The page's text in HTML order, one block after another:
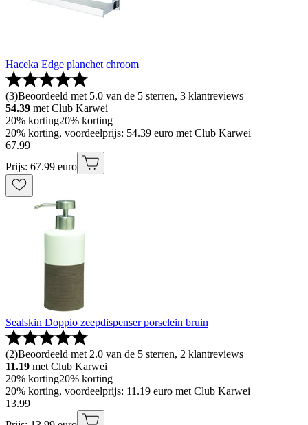
Haceka Edge planchet chroom
(3)Beoordeeld met 5.0 van de 5 sterren, 3 klantreviews
54.39 met Club Karwei
20% korting20% korting
20% korting, voordeelprijs: 54.39 euro met Club Karwei
67.99
Prijs: 67.99 euro
Sealskin Doppio zeepdispenser porselein bruin
(2)Beoordeeld met 2.0 van de 5 sterren, 2 klantreviews
11.19 met Club Karwei
20% korting20% korting
20% korting, voordeelprijs: 11.19 euro met Club Karwei
13.99